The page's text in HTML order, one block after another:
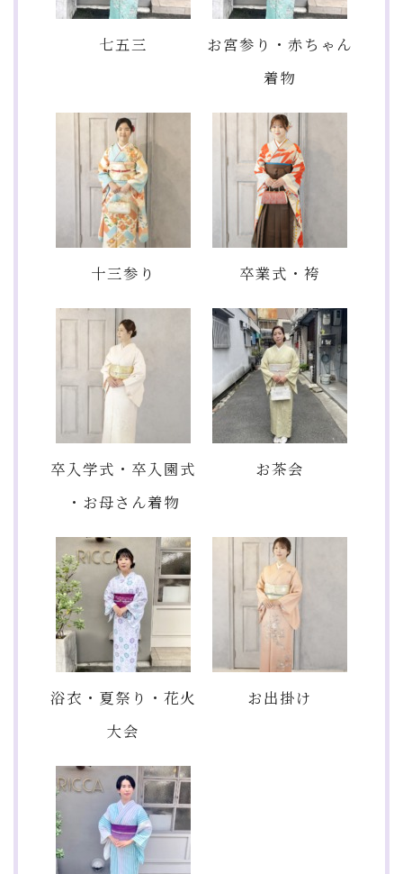
七五三
お宮参り・赤ちゃん
着物
十三参り 卒業式・袴
卒入学式・卒入園式
・お母さん着物
お茶会
浴衣・夏祭り・花火
大会
お出掛け